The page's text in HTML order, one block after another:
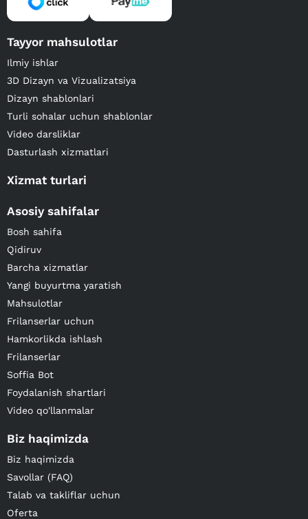
Tayyor mahsulotlar
Ilmiy ishlar
3D Dizayn va Vizualizatsiya
Dizayn shablonlari
Turli sohalar uchun shablonlar
Video darsliklar
Dasturlash xizmatlari
Xizmat turlari
Asosiy sahifalar
Bosh sahifa
Qidiruv
Barcha xizmatlar
Yangi buyurtma yaratish
Mahsulotlar
Frilanserlar uchun
Hamkorlikda ishlash
Frilanserlar
Soffia Bot
Foydalanish shartlari
Video qo'llanmalar
Biz haqimizda
Biz haqimizda
Savollar (FAQ)
Talab va takliflar uchun
Oferta